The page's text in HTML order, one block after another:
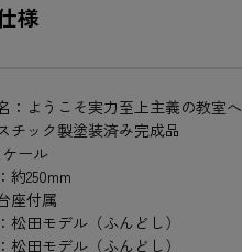
様
：ようこそ実力至上主義の教室へ
チック製塗装済み完成品
ール
250mm
座付属
田モデル（ふんどし）
田モデル（ふんどし）